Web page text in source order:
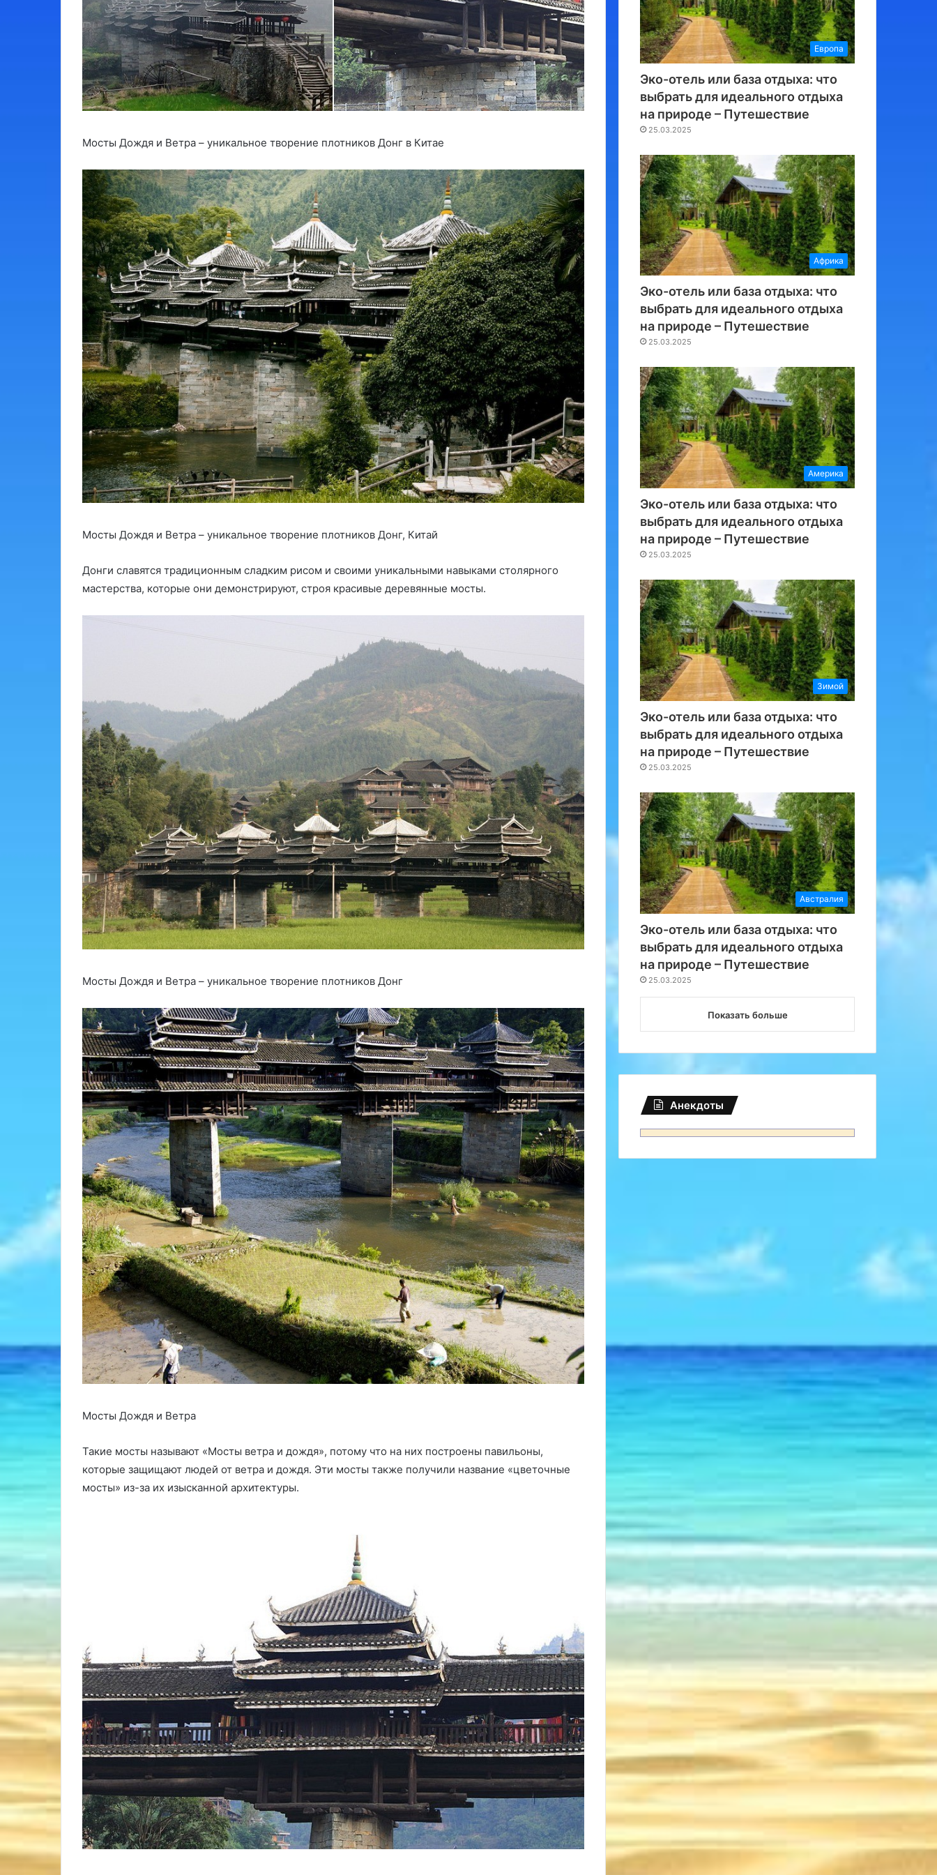
Мосты Дождя и Ветра – уникальное творение плотников Донг в Китае
Мосты Дождя и Ветра – уникальное творение плотников Донг, Китай
Донги славятся традиционным сладким рисом и своими уникальными навыками столярного
мастерства, которые они демонстрируют, строя красивые деревянные мосты.
Мосты Дождя и Ветра – уникальное творение плотников Донг
Мосты Дождя и Ветра
Такие мосты называют «Мосты ветра и дождя», потому что на них построены павильоны,
которые защищают людей от ветра и дождя. Эти мосты также получили название «цветочные
мосты» из-за их изысканной архитектуры.
Европа
Эко-отель или база отдыха: что
выбрать для идеального отдыха
на природе – Путешествие
25.03.2025
Африка
Эко-отель или база отдыха: что
выбрать для идеального отдыха
на природе – Путешествие
25.03.2025
Америка
Эко-отель или база отдыха: что
выбрать для идеального отдыха
на природе – Путешествие
25.03.2025
Зимой
Эко-отель или база отдыха: что
выбрать для идеального отдыха
на природе – Путешествие
25.03.2025
Австралия
Эко-отель или база отдыха: что
выбрать для идеального отдыха
на природе – Путешествие
25.03.2025
Показать больше
Анекдоты